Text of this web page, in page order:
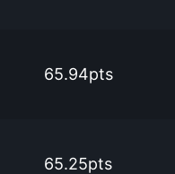
65.94pts
65.25pts